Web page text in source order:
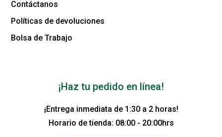
Contáctanos
Políticas de devoluciones
Bolsa de Trabajo
¡Haz tu pedido en línea!
¡Entrega inmediata de 1:30 a 2 horas!
Horario de tienda: 08:00 - 20:00hrs